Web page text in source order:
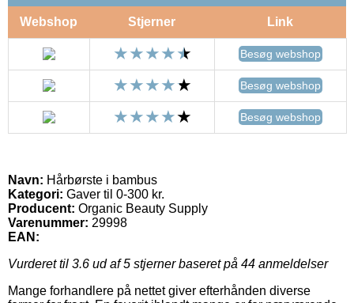
Webshop Stjerner Link
Besøg webshop
Besøg webshop
Besøg webshop
Navn: Hårbørste i bambus
Kategori: Gaver til 0-300 kr.
Producent: Organic Beauty Supply
Varenummer: 29998
EAN:
Vurderet til 3.6 ud af 5 stjerner baseret på 44 anmeldelser
Mange forhandlere på nettet giver efterhånden diverse